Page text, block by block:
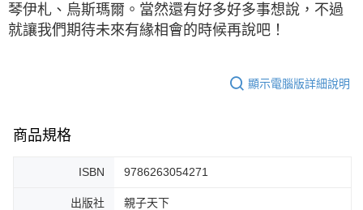
琴伊札、烏斯瑪爾。當然還有好多好多事想說，不過
就讓我們期待未來有緣相會的時候再說吧！
顯示電腦版詳細說明
商品規格
ISBN 9786263054271
出版社 親子天下